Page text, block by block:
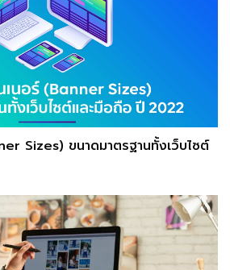
Sizes) ขนาดมาตรฐานทั้งเว็บไซต์